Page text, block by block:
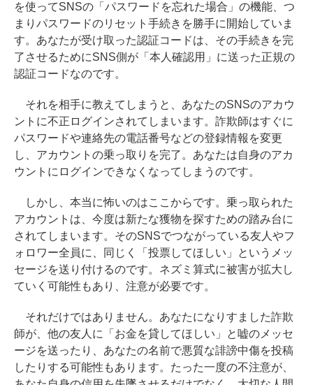
を使ってSNSの「パスワードを忘れた場合」の機能、つ
まりパスワードのリセット手続きを勝手に開始していま
す。あなたが受け取った認証コードは、その手続きを完
了させるためにSNS側が「本人確認用」に送った正規の
認証コードなのです。
それを相手に教えてしまうと、あなたのSNSのアカウ
ントに不正ログインされてしまいます。詐欺師はすぐに
パスワードや連絡先の電話番号などの登録情報を変更
し、アカウントの乗っ取りを完了。あなたは自身のアカ
ウントにログインできなくなってしまうのです。
しかし、本当に怖いのはここからです。乗っ取られた
アカウントは、今度は新たな獲物を探すための踏み台に
されてしまいます。そのSNSでつながっている友人やフ
ォロワー全員に、同じく「投票してほしい」というメッ
セージを送り付けるのです。ネズミ算式に被害が拡大し
ていく可能性もあり、注意が必要です。
それだけではありません。あなたになりすました詐欺
師が、他の友人に「お金を貸してほしい」と嘘のメッセ
ージを送ったり、あなたの名前で悪質な誹謗中傷を投稿
したりする可能性もあります。たった一度の不注意が、